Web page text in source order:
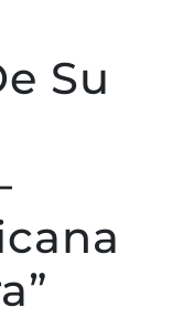
Su